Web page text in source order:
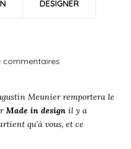
DESIGNER
commentaires
Meunier remportera le
Made in designil y a
qu’à vous, et ce